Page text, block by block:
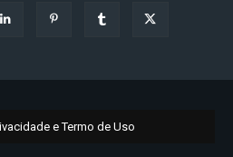
e Termo de Uso